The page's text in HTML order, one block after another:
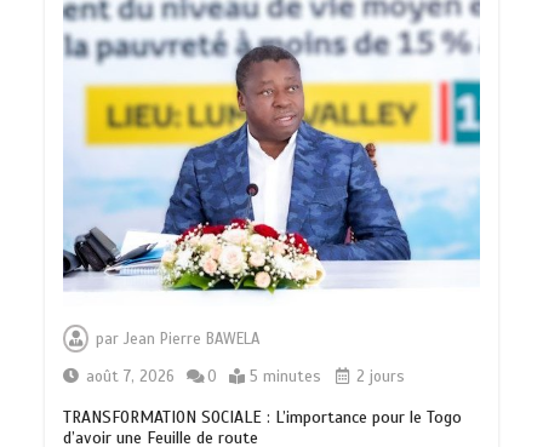
parJean Pierre BAWELA
août 7, 2026
0 5 minutes 2 jours
TRANSFORMATION SOCIALE : L’importance pour le Togo
d’avoir une Feuille de route